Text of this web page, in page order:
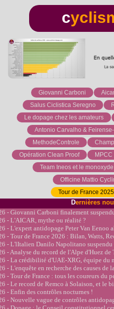
c
Giovanni Carboni
Salus Ciclistica Seregno
Le dopage chez les amateurs
Antonio Carvalho &
MethodeControle
Opération Clean Proof
MPCC
Team Ineos et le
Officine Mattio
Tour de France
Dernières
- Giovanni Carboni finalement
- L'AICAR, mythe ou réalité ?
- L'expert antidopage Peter Van Eenoo
- Tour de France 2026 : Bilan, Watts,
- L'lItalien Danilo Napolitano suspendu
- Analyse du record de l'Alpe d'Huez de
- La crédibilité d'UAE-XRG, équipe du
- L'enquête en recherche des causes de
- Tour de France : tous les coureurs
- Le record de Remco à Solaison, et le
- Enfin des contrôles nocturnes !
- Nouvelle vague de contrôles